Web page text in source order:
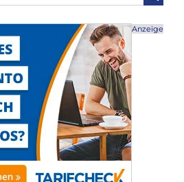
Anzeige